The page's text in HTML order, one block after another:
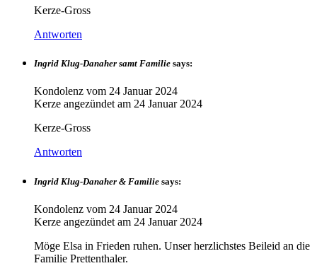
Kerze-Gross
Antworten
Ingrid Klug-Danaher samt Familie says:
Kondolenz vom 24 Januar 2024
Kerze angezündet am 24 Januar 2024
Kerze-Gross
Antworten
Ingrid Klug-Danaher & Familie says:
Kondolenz vom 24 Januar 2024
Kerze angezündet am 24 Januar 2024
Möge Elsa in Frieden ruhen. Unser herzlichstes Beileid an die
Familie Prettenthaler.